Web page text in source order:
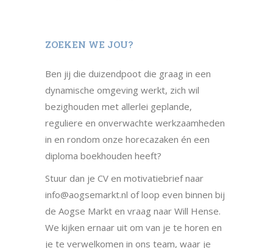
ZOEKEN WE JOU?
Ben jij die duizendpoot die graag in een
dynamische omgeving werkt, zich wil
bezighouden met allerlei geplande,
reguliere en onverwachte werkzaamheden
in en rondom onze horecazaken én een
diploma boekhouden heeft?
Stuur dan je CV en motivatiebrief naar
info@aogsemarkt.nl of loop even binnen bij
de Aogse Markt en vraag naar Will Hense.
We kijken ernaar uit om van je te horen en
je te verwelkomen in ons team, waar je